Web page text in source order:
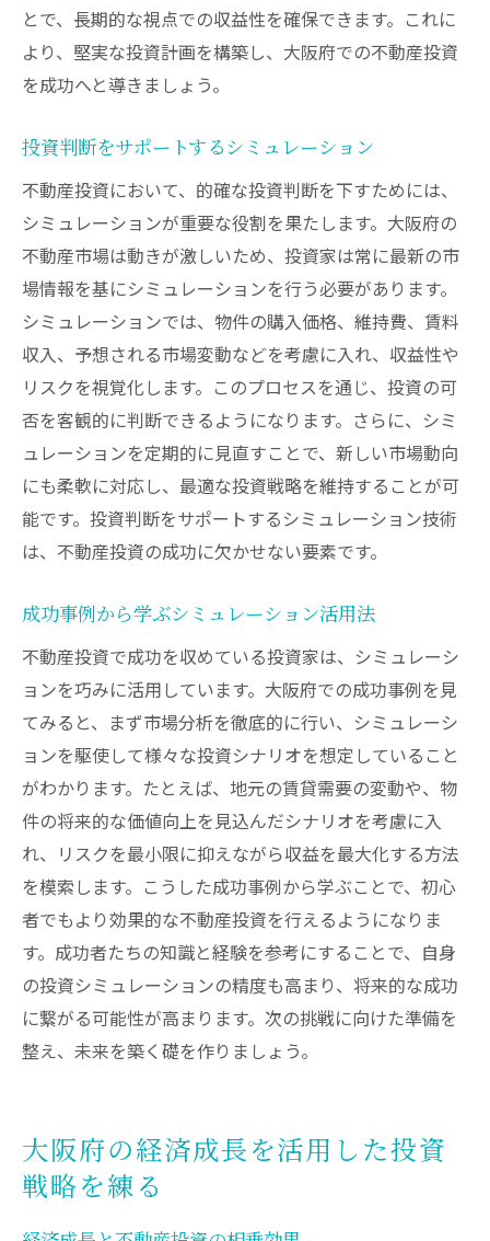
とで、長期的な視点での収益性を確保できます。これに
より、堅実な投資計画を構築し、大阪府での不動産投資
を成功へと導きましょう。
投資判断をサポートするシミュレーション
不動産投資において、的確な投資判断を下すためには、
シミュレーションが重要な役割を果たします。大阪府の
不動産市場は動きが激しいため、投資家は常に最新の市
場情報を基にシミュレーションを行う必要があります。
シミュレーションでは、物件の購入価格、維持費、賃料
収入、予想される市場変動などを考慮に入れ、収益性や
リスクを視覚化します。このプロセスを通じ、投資の可
否を客観的に判断できるようになります。さらに、シミ
ュレーションを定期的に見直すことで、新しい市場動向
にも柔軟に対応し、最適な投資戦略を維持することが可
能です。投資判断をサポートするシミュレーション技術
は、不動産投資の成功に欠かせない要素です。
成功事例から学ぶシミュレーション活用法
不動産投資で成功を収めている投資家は、シミュレーシ
ョンを巧みに活用しています。大阪府での成功事例を見
てみると、まず市場分析を徹底的に行い、シミュレーシ
ョンを駆使して様々な投資シナリオを想定していること
がわかります。たとえば、地元の賃貸需要の変動や、物
件の将来的な価値向上を見込んだシナリオを考慮に入
れ、リスクを最小限に抑えながら収益を最大化する方法
を模索します。こうした成功事例から学ぶことで、初心
者でもより効果的な不動産投資を行えるようになりま
す。成功者たちの知識と経験を参考にすることで、自身
の投資シミュレーションの精度も高まり、将来的な成功
に繋がる可能性が高まります。次の挑戦に向けた準備を
整え、未来を築く礎を作りましょう。
大阪府の経済成長を活用した投資
戦略を練る